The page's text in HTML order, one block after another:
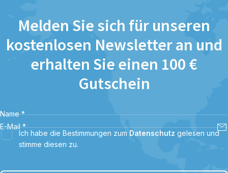
Melden Sie sich für unseren
kostenlosen Newsletter an und
erhalten Sie einen 100 €
Gutschein
Name *
E-Mail *
Ich habe die Bestimmungen zum Datenschutz gelesen und
stimme diesen zu.